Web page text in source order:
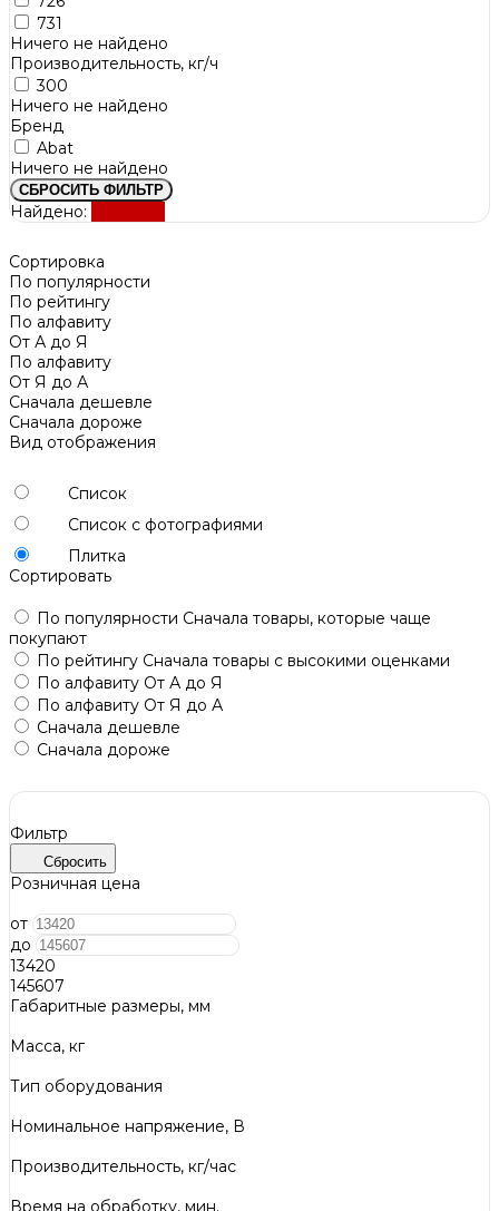
731
Ничего не найдено
Производительность, кг/ч
300
Ничего не найдено
Бренд
Abat
Ничего не найдено
СБРОСИТЬ ФИЛЬТР
Найдено:
Сортировка
По популярности
По рейтингу
По алфавиту
От А до Я
По алфавиту
От Я до А
Сначала дешевле
Сначала дороже
Вид отображения
Список
Список с фотографиями
Плитка
Сортировать
По популярности Сначала товары, которые чаще
покупают
По рейтингу Сначала товары с высокими оценками
По алфавиту От А до Я
По алфавиту От Я до А
Сначала дешевле
Сначала дороже
Фильтр
Сбросить
Розничная цена
от
до
13420
145607
Габаритные размеры, мм
Масса, кг
Тип оборудования
Номинальное напряжение, В
Производительность, кг/час
Время на обработку, мин.